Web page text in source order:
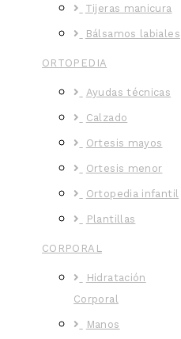
Tijeras manicura
Bálsamos labiales
ORTOPEDIA
Ayudas técnicas
Calzado
Ortesis mayos
Ortesis menor
Ortopedia infantil
Plantillas
CORPORAL
Hidratación
Corporal
Manos